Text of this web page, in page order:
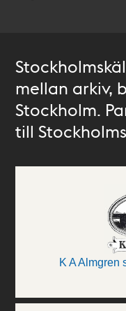
mellan arkiv,
Stockholm.
till
K A Almgren